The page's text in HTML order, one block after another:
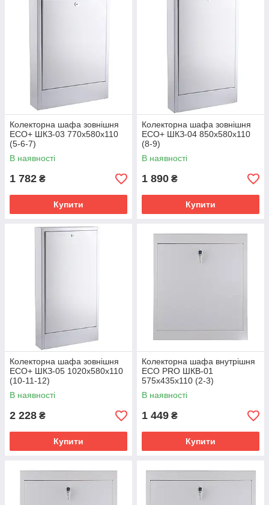
Колекторна шафа зовнішня
ЕСО+ ШКЗ-03 770x580x110
(5-6-7)
В наявності
1 782 ₴
Купити
Колекторна шафа зовнішня
ЕСО+ ШКЗ-04 850x580x110
(8-9)
В наявності
1 890 ₴
Купити
Колекторна шафа зовнішня
ЕСО+ ШКЗ-05 1020x580x110
(10-11-12)
В наявності
2 228 ₴
Купити
Колекторна шафа внутрішня
ЕСО PRO ШКВ-01
575x435x110 (2-3)
В наявності
1 449 ₴
Купити